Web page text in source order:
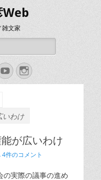
Web
雑文家
YouTubeInstagram
いわけ
が広いわけ
4件のコメント
の実際の議事の進め